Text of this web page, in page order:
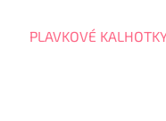
PLAVKOVÉ